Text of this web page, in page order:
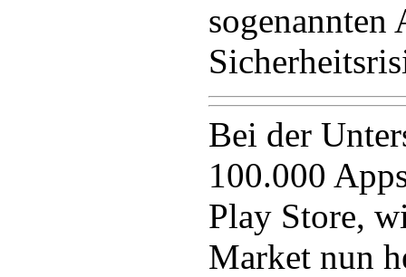
Bei der
100.000
Play Store,
Market nun